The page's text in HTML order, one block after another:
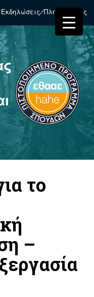
Εκδηλώσεις/Πληροφορίες
το
–